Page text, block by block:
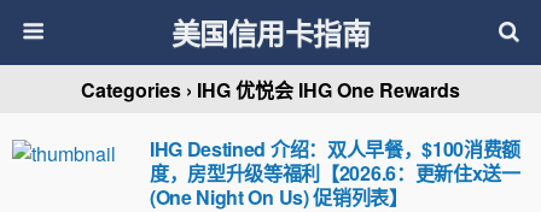
美国信用卡指南
Categories › IHG 优悦会 IHG One Rewards
IHG Destined 介绍：双人早餐，$100消费额
度，房型升级等福利【2026.6：更新住x送一
(One Night On Us) 促销列表】